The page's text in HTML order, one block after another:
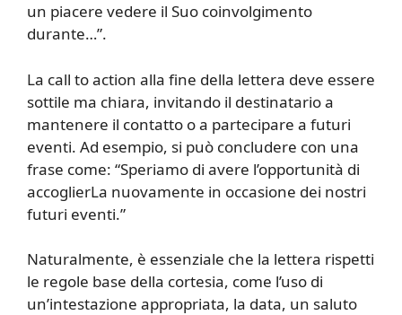
un piacere vedere il Suo coinvolgimento
durante…”.
La call to action alla fine della lettera deve essere
sottile ma chiara, invitando il destinatario a
mantenere il contatto o a partecipare a futuri
eventi. Ad esempio, si può concludere con una
frase come: “Speriamo di avere l’opportunità di
accoglierLa nuovamente in occasione dei nostri
futuri eventi.”
Naturalmente, è essenziale che la lettera rispetti
le regole base della cortesia, come l’uso di
un’intestazione appropriata, la data, un saluto